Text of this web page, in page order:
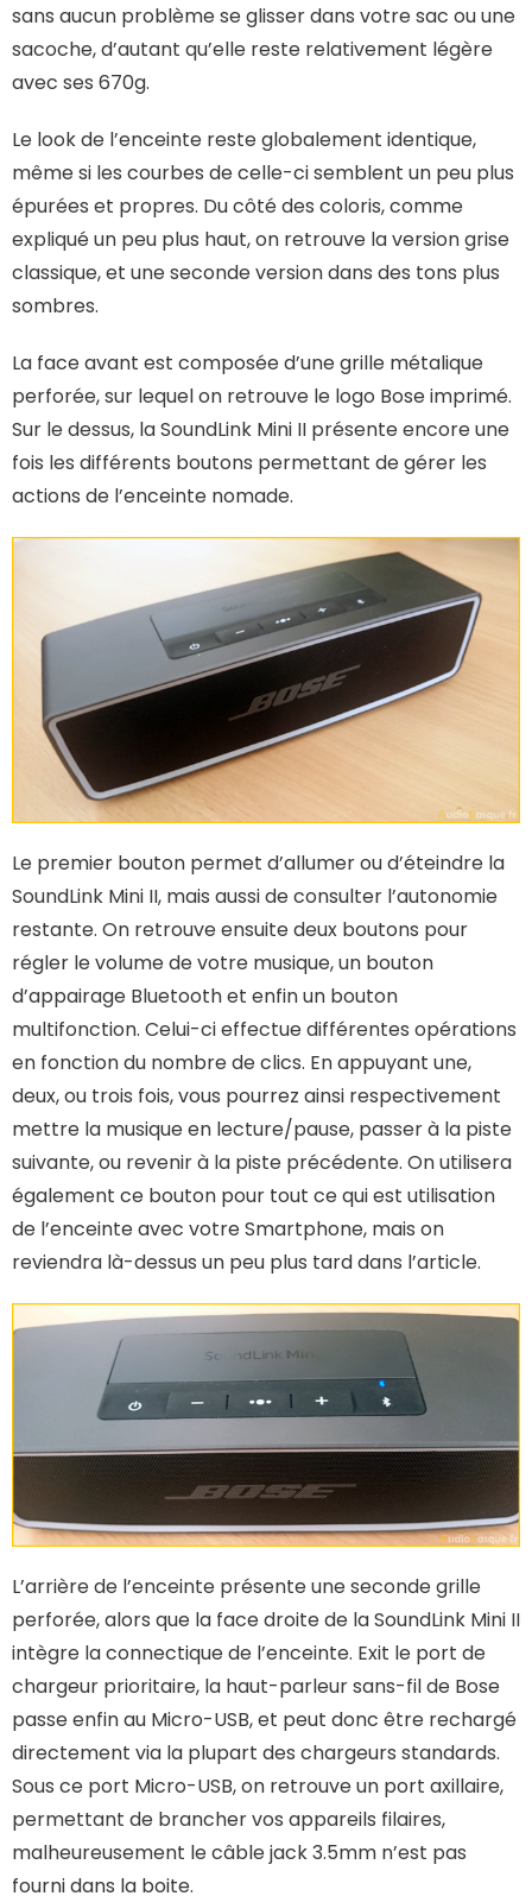
sans aucun problème se glisser dans votre sac ou une
sacoche, d’autant qu’elle reste relativement légère
avec ses 670g.
Le look de l’enceinte reste globalement identique,
même si les courbes de celle-ci semblent un peu plus
épurées et propres. Du côté des coloris, comme
expliqué un peu plus haut, on retrouve la version grise
classique, et une seconde version dans des tons plus
sombres.
La face avant est composée d’une grille métalique
perforée, sur lequel on retrouve le logo Bose imprimé.
Sur le dessus, la SoundLink Mini II présente encore une
fois les différents boutons permettant de gérer les
actions de l’enceinte nomade.
Le premier bouton permet d’allumer ou d’éteindre la
SoundLink Mini II, mais aussi de consulter l’autonomie
restante. On retrouve ensuite deux boutons pour
régler le volume de votre musique, un bouton
d’appairage Bluetooth et enfin un bouton
multifonction. Celui-ci effectue différentes opérations
en fonction du nombre de clics. En appuyant une,
deux, ou trois fois, vous pourrez ainsi respectivement
mettre la musique en lecture/pause, passer à la piste
suivante, ou revenir à la piste précédente. On utilisera
également ce bouton pour tout ce qui est utilisation
de l’enceinte avec votre Smartphone, mais on
reviendra là-dessus un peu plus tard dans l’article.
L’arrière de l’enceinte présente une seconde grille
perforée, alors que la face droite de la SoundLink Mini II
intègre la connectique de l’enceinte. Exit le port de
chargeur prioritaire, la haut-parleur sans-fil de Bose
passe enfin au Micro-USB, et peut donc être rechargé
directement via la plupart des chargeurs standards.
Sous ce port Micro-USB, on retrouve un port axillaire,
permettant de brancher vos appareils filaires,
malheureusement le câble jack 3.5mm n’est pas
fourni dans la boite.